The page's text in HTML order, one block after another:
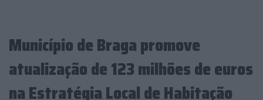
Município de Braga promove
atualização de 123 milhões de euros
na Estratégia Local de Habitação